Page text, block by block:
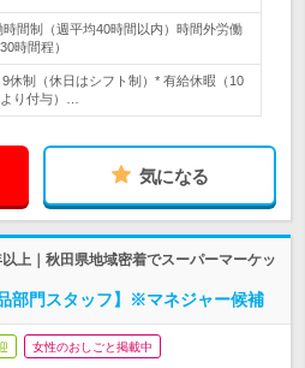
間制（週平均40時間以内）時間外労働
時間程）
9休制（休日はシフト制）* 有給休暇（10
り付与）…
気になる
上｜秋田県地域密着でスーパーマーケッ
部門スタッフ】※マネジャー候補
女性のおしごと掲載中